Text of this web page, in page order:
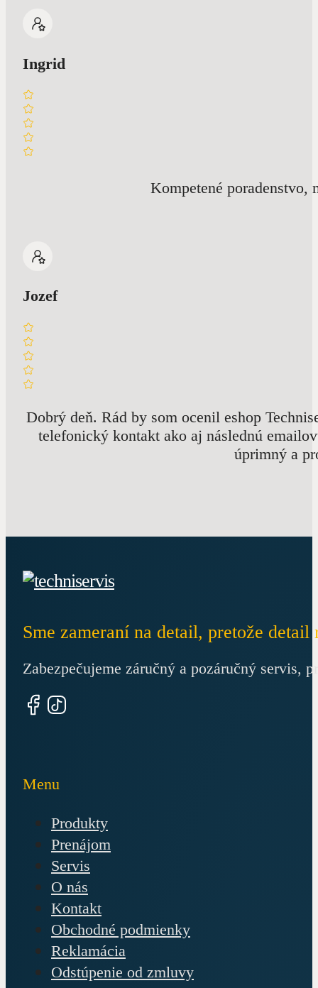
Ingrid
Kompetené
Jozef
Dobrý deň. Rád by som ocenil eshop
telefonický kontakt ako aj následnú
úprimný a
Sme zameraní na detail, pretože
Zabezpečujeme záručný a pozáručný servis,
Menu
Produkty
Prenájom
Servis
O nás
Kontakt
Obchodné podmienky
Reklamácia
Odstúpenie od zmluvy